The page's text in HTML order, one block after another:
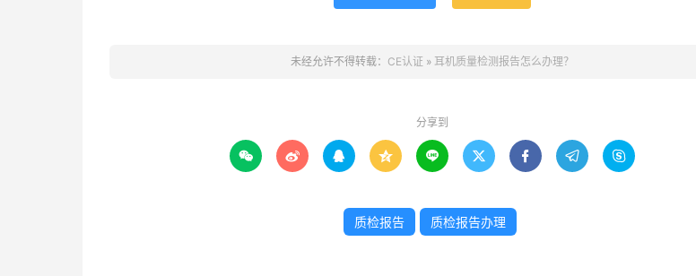
未经允许不得转载： CE认证 » 耳机质量检测报告怎么办理？
分享到
        
质检报告 质检报告办理